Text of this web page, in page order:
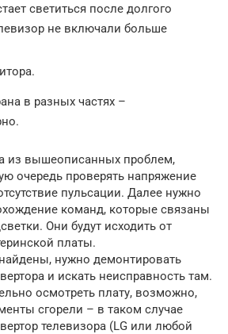
светиться после долгого
не включали больше
в разных частях –
из вышеописанных проблем,
очередь проверять напряжение
пульсации. Далее нужно
команд, которые связаны
Они будут исходить от
платы.
нужно демонтировать
и искать неисправность там.
осмотреть плату, возможно,
сгорели – в таком случае
телевизора (LG или любой